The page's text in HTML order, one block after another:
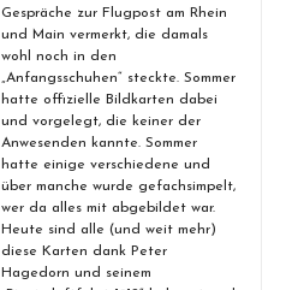
Gespräche zur Flugpost am Rhein
und Main vermerkt, die damals
wohl noch in den
„Anfangsschuhen“ steckte. Sommer
hatte offizielle Bildkarten dabei
und vorgelegt, die keiner der
Anwesenden kannte. Sommer
hatte einige verschiedene und
über manche wurde gefachsimpelt,
wer da alles mit abgebildet war.
Heute sind alle (und weit mehr)
diese Karten dank Peter
Hagedorn und seinem